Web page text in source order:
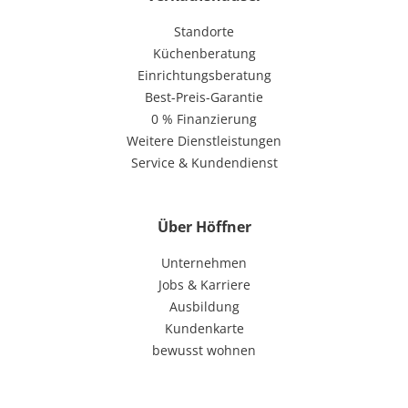
Standorte
Küchenberatung
Einrichtungsberatung
Best-Preis-Garantie
0 % Finanzierung
Weitere Dienstleistungen
Service & Kundendienst
Über Höffner
Unternehmen
Jobs & Karriere
Ausbildung
Kundenkarte
bewusst wohnen